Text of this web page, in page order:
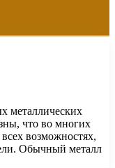
металлических
что во многих
возможностях,
Обычный металл